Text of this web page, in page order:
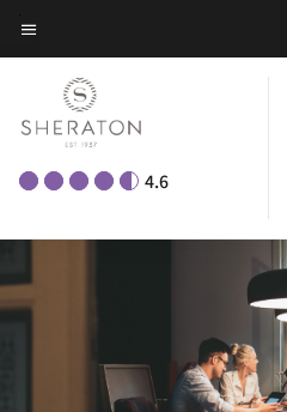
Skip
to
main
content
菜单文本
4.6